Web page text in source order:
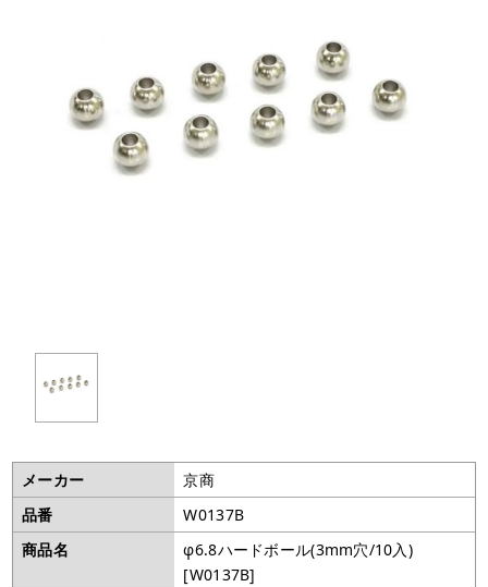
メーカー
京商
品番
W0137B
商品名
φ6.8ハードボール(3mm穴/10入)
[W0137B]